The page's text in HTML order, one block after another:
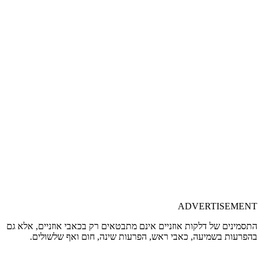
ADVERTISEMENT
התסמינים של דלקות אוזניים אינם מתבטאים רק בכאבי אוזניים, אלא גם
בהפרעות בשמיעה, כאבי ראש, הפרעות שינה, חום ואף שלשולים.